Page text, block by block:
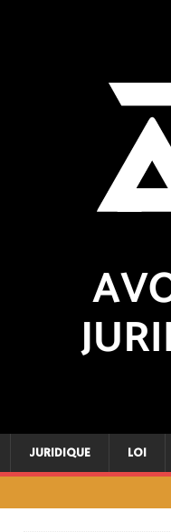
JURIDIQUE LOI